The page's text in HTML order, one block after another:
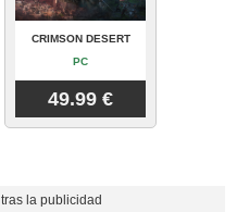
CRIMSON DESERT
PC
49.99 €